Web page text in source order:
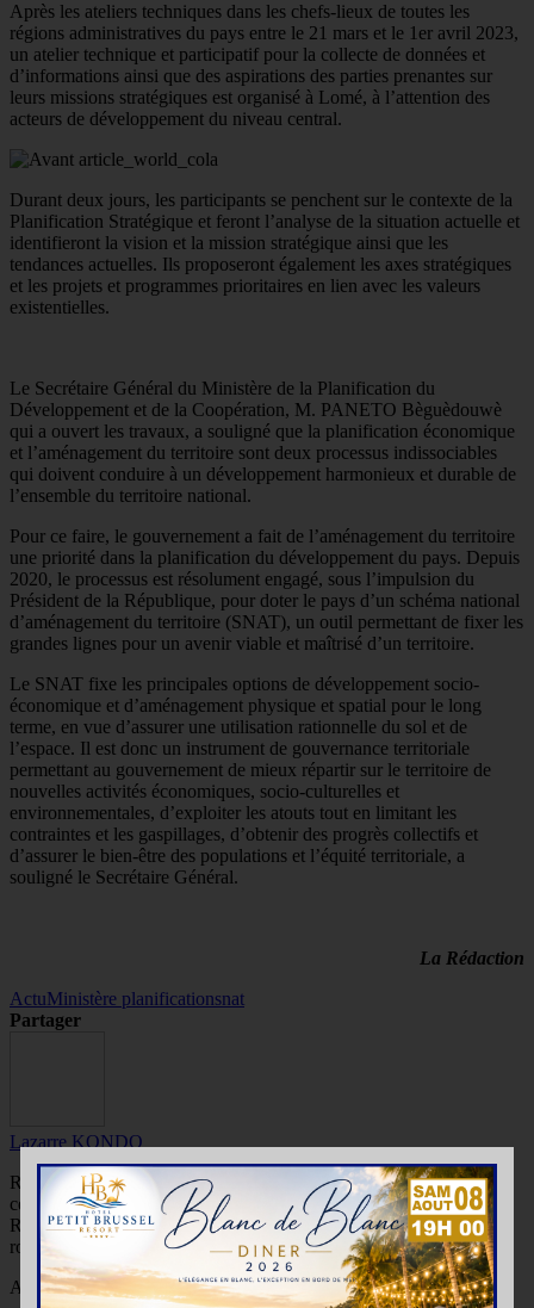
Après les ateliers techniques dans les chefs-lieux de toutes les
régions administratives du pays entre le 21 mars et le 1er avril 2023,
un atelier technique et participatif pour la collecte de données et
d’informations ainsi que des aspirations des parties prenantes sur
leurs missions stratégiques est organisé à Lomé, à l’attention des
acteurs de développement du niveau central.
Durant deux jours, les participants se penchent sur le contexte de la
Planification Stratégique et feront l’analyse de la situation actuelle et
identifieront la vision et la mission stratégique ainsi que les
tendances actuelles. Ils proposeront également les axes stratégiques
et les projets et programmes prioritaires en lien avec les valeurs
existentielles.
Le Secrétaire Général du Ministère de la Planification du
Développement et de la Coopération, M. PANETO Bèguèdouwè
qui a ouvert les travaux, a souligné que la planification économique
et l’aménagement du territoire sont deux processus indissociables
qui doivent conduire à un développement harmonieux et durable de
l’ensemble du territoire national.
Pour ce faire, le gouvernement a fait de l’aménagement du territoire
une priorité dans la planification du développement du pays. Depuis
2020, le processus est résolument engagé, sous l’impulsion du
Président de la République, pour doter le pays d’un schéma national
d’aménagement du territoire (SNAT), un outil permettant de fixer les
grandes lignes pour un avenir viable et maîtrisé d’un territoire.
Le SNAT fixe les principales options de développement socio-
économique et d’aménagement physique et spatial pour le long
terme, en vue d’assurer une utilisation rationnelle du sol et de
l’espace. Il est donc un instrument de gouvernance territoriale
permettant au gouvernement de mieux répartir sur le territoire de
nouvelles activités économiques, socio-culturelles et
environnementales, d’exploiter les atouts tout en limitant les
contraintes et les gaspillages, d’obtenir des progrès collectifs et
d’assurer le bien-être des populations et l’équité territoriale, a
souligné le Secrétaire Général.
La Rédaction
ActuMinistère planificationsnat
Partager
Lazarre KONDO
Rechercher, vérifier, rédiger et partager des informations
compréhensibles et accessibles à tous, telle est ma mission.
Récemment, je suis engagé dans la sensibilisation à la sécurité
routière. Je suis passionné du sport et de la culture.
Article Précédent